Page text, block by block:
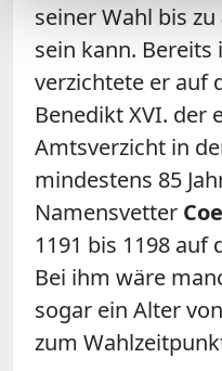
seiner Wahl bis zu
sein kann. Bereits
verzichtete er auf
Benedikt XVI. der
Amtsverzicht in
mindestens 85
Namensvetter
1191 bis 1198 auf
Bei ihm wäre
sogar ein Alter von
zum